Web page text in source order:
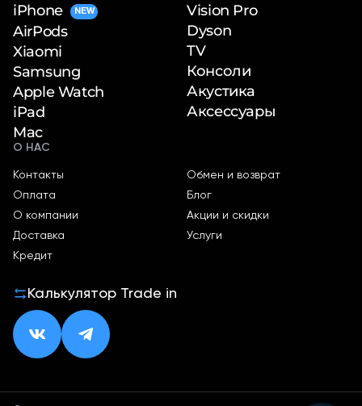
iPhone NEW
AirPods
Xiaomi
Samsung
Apple Watch
iPad
Mac
Vision Pro
Dyson
TV
Консоли
Акустика
Аксессуары
О НАС
Контакты
Оплата
О компании
Доставка
Кредит
Обмен и возврат
Блог
Акции и скидки
Услуги
Калькулятор Trade in